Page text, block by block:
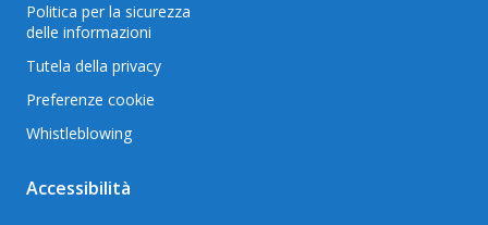
Politica per la sicurezza
delle informazioni
Tutela della privacy
Preferenze cookie
Whistleblowing
Accessibilità